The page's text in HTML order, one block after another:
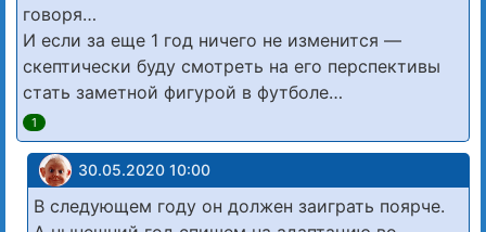
говоря…
И если за еще 1 год ничего не изменится —
скептически буду смотреть на его перспективы
стать заметной фигурой в футболе…
1
30.05.2020 10:00
В следующем году он должен заиграть поярче.